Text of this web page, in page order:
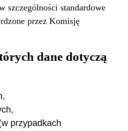
szczególności standardowe
przez Komisję
dane dotyczą
przypadkach